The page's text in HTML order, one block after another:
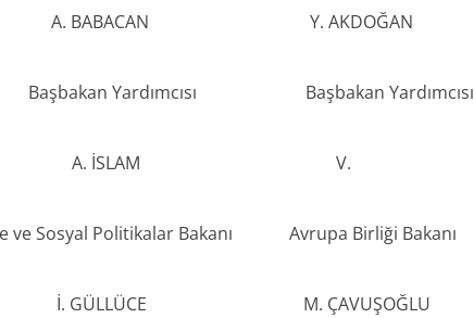
Y.
Yardımcısı Başbakan
İSLAM V.
Politikalar Bakanı Avrupa Birliği
M.